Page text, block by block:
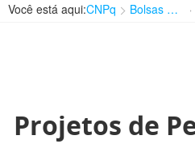
Você está aqui:CNPq Bolsas e Auxílios Vigentes
Projetos de